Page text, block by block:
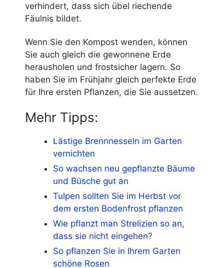
verhindert, dass sich übel riechende
Fäulnis bildet.
Wenn Sie den Kompost wenden, können
Sie auch gleich die gewonnene Erde
herausholen und frostsicher lagern. So
haben Sie im Frühjahr gleich perfekte Erde
für Ihre ersten Pflanzen, die Sie aussetzen.
Mehr Tipps:
Lästige Brennnesseln im Garten
vernichten
So wachsen neu gepflanzte Bäume
und Büsche gut an
Tulpen sollten Sie im Herbst vor
dem ersten Bodenfrost pflanzen
Wie pflanzt man Strelizien so an,
dass sie nicht eingehen?
So pflanzen Sie in Ihrem Garten
schöne Rosen